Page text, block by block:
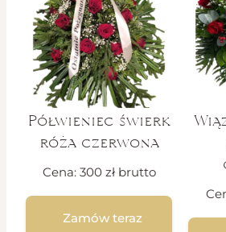
Półwieniec świerk
róża czerwona
Cena: 300 zł brutto
Zamów teraz